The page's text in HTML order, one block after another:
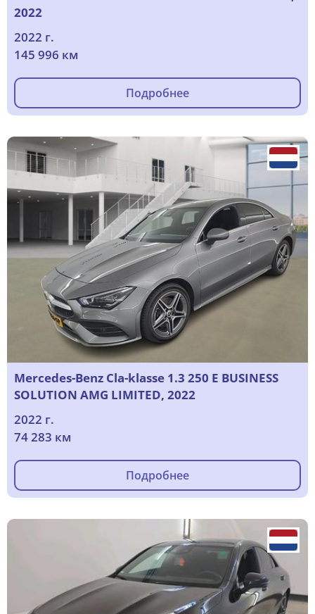
2022
2022 г.
145 996 км
Подробнее
Mercedes-Benz Cla-klasse 1.3 250 E BUSINESS
SOLUTION AMG LIMITED, 2022
2022 г.
74 283 км
Подробнее